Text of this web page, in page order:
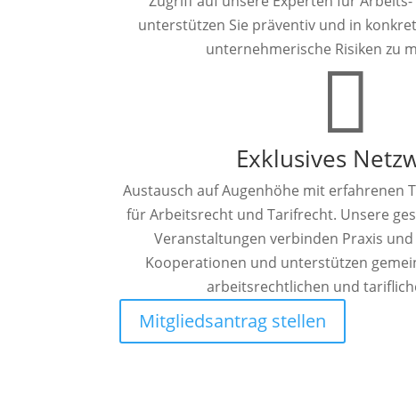
unterstützen Sie präventiv und in
unternehmerische Risiken zu

Exklusives
Austausch auf Augenhöhe mit erfahrenen
für Arbeitsrecht und Tarifrecht. Unsere
Veranstaltungen verbinden Praxis
Kooperationen und unterstützen
arbeitsrechtlichen und
Mitgliedsantrag stellen